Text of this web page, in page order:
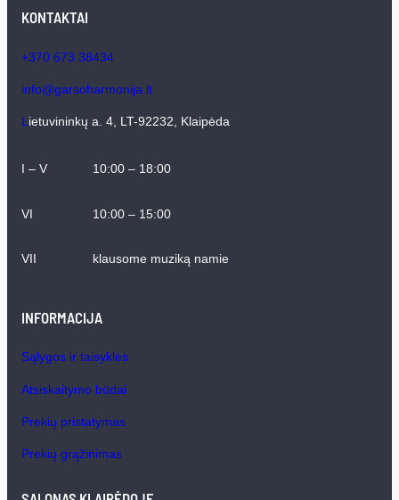
KONTAKTAI
+370 673 38434
info@garsoharmonija.lt
Lietuvininkų a. 4, LT-92232, Klaipėda
I – V 10:00 – 18:00
VI 10:00 – 15:00
VII klausome muziką namie
INFORMACIJA
Sąlygos ir taisyklės
Atsiskaitymo būdai
Prekių pristatymas
Prekių grąžinimas